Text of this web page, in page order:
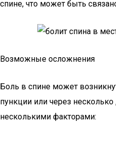
спине, что может быть
Возможные осложнения
Боль в спине может
пункции или через несколько
несколькими факторами: